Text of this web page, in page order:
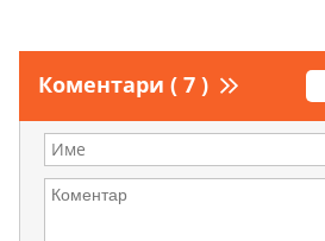
Коментари ( 7 )